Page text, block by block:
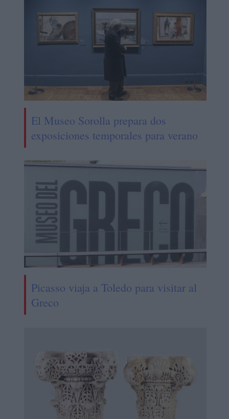
El Museo Sorolla prepara dos
exposiciones temporales para verano
Picasso viaja a Toledo para visitar al
Greco